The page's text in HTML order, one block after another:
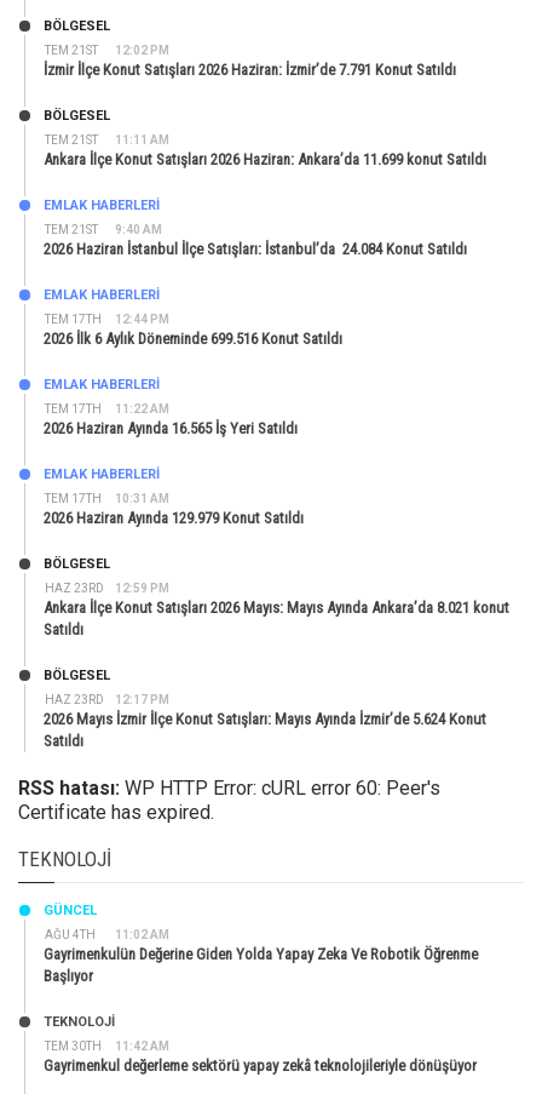
TEM 21ST 12:02 PM
BÖLGESEL
İzmir İlçe Konut Satışları 2026 Haziran: İzmir’de 7.791 Konut Satıldı
TEM 21ST 11:11 AM
BÖLGESEL
Ankara İlçe Konut Satışları 2026 Haziran: Ankara’da 11.699 konut Satıldı
TEM 21ST 9:40 AM
EMLAK HABERLERI
2026 Haziran İstanbul İlçe Satışları: İstanbul’da 24.084 Konut Satıldı
TEM 17TH 12:44 PM
EMLAK HABERLERI
2026 İlk 6 Aylık Döneminde 699.516 Konut Satıldı
TEM 17TH 11:22 AM
EMLAK HABERLERI
2026 Haziran Ayında 16.565 İş Yeri Satıldı
TEM 17TH 10:31 AM
EMLAK HABERLERI
2026 Haziran Ayında 129.979 Konut Satıldı
HAZ 23RD 12:59 PM
BÖLGESEL
Ankara İlçe Konut Satışları 2026 Mayıs: Mayıs Ayında Ankara’da 8.021 konut
Satıldı
HAZ 23RD 12:17 PM
BÖLGESEL
2026 Mayıs İzmir İlçe Konut Satışları: Mayıs Ayında İzmir’de 5.624 Konut
Satıldı
RSS hatası: WP HTTP Error: cURL error 60: Peer's
Certificate has expired.
TEKNOLOJI
AĞU 4TH 11:02 AM
GÜNCEL
Gayrimenkulün Değerine Giden Yolda Yapay Zeka Ve Robotik Öğrenme
Başlıyor
TEM 30TH 11:42 AM
TEKNOLOJİ
Gayrimenkul değerleme sektörü yapay zekâ teknolojileriyle dönüşüyor